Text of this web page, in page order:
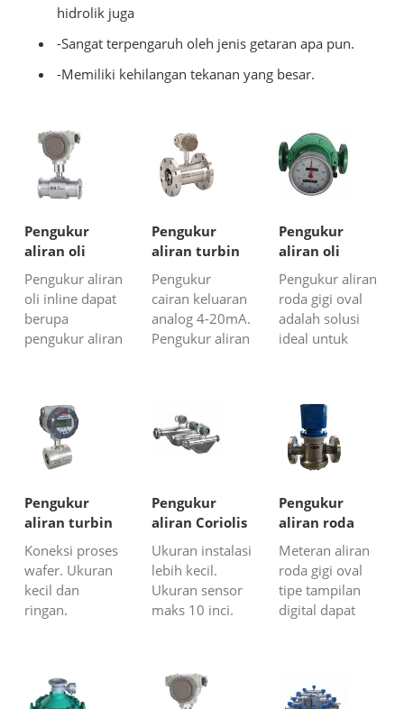
hidrolik juga
-Sangat terpengaruh oleh jenis getaran apa pun.
-Memiliki kehilangan tekanan yang besar.
Pengukur
aliran oli
sebaris
Pengukur aliran
oli inline dapat
berupa
pengukur aliran
pengukur aliran
massa Coriolis,
pengukur aliran
atau rotameter.
Kami memilih
peng...
Pengukur
aliran turbin
cair dengan
output 4-
20mA
Pengukur
cairan keluaran
analog 4-20mA.
Pengukur aliran
aliran berbiaya
rendah. Untuk
cairan yang
korosif.
Pengukur
aliran oli
pelumas
Pengukur aliran
roda gigi oval
adalah solusi
ideal untuk
Pengukur aliran
roda gigi oval
adalah jenis
pengukur aliran
perpindahan
positif untuk
laju aliran...
Pengukur
aliran turbin
cairan wafer
Koneksi proses
wafer. Ukuran
kecil dan
ringan.
tinggi. Sensor
Pengukur
aliran Coriolis
tabung
bengkok
Ukuran instalasi
lebih kecil.
Ukuran sensor
maks 10 inci.
Lebih baik
untuk cairan
Pengukur
aliran roda
gigi oval tipe
tampilan
digital
Meteran aliran
roda gigi oval
tipe tampilan
digital dapat
menunjukkan